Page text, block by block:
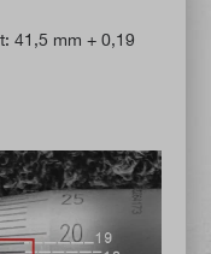
41,5 mm + 0,19